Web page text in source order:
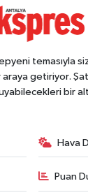
temasıyla
getiriyor.
bir
Hava
Puan